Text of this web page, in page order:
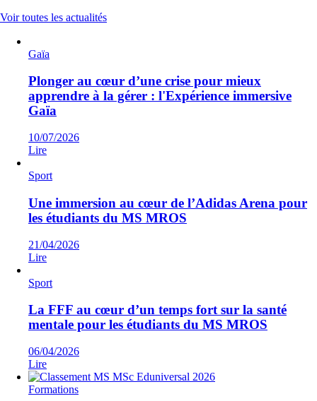
Voir toutes les actualités
Gaïa
Plonger au cœur d’une crise pour mieux
apprendre à la gérer : l'Expérience immersive
Gaïa
10/07/2026
Lire
Sport
Une immersion au cœur de l’Adidas Arena pour
les étudiants du MS MROS
21/04/2026
Lire
Sport
La FFF au cœur d’un temps fort sur la santé
mentale pour les étudiants du MS MROS
06/04/2026
Lire
Formations